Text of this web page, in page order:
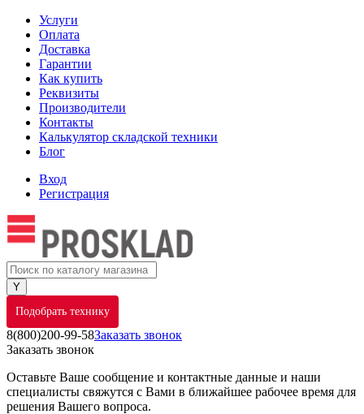
Услуги
Оплата
Доставка
Гарантии
Как купить
Реквизиты
Производители
Контакты
Калькулятор складской техники
Блог
Вход
Регистрация
Подобрать технику
8(800)200-99-58Заказать звонок
Заказать звонок
Оставьте Ваше сообщение и контактные данные и наши
специалисты свяжутся с Вами в ближайшее рабочее время для
решения Вашего вопроса.